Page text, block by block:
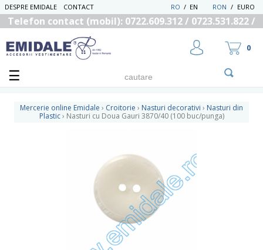
DESPRE EMIDALE CONTACT RON / EURO
EN
/
RO
Telefon contact (mobil): 0722.609.312 / 0723.531.822 /
RECUPEREAZA PAROLA
0
Mercerie online Emidale › Croitorie › Nasturi decorativi › Nasturi din
Plastic › Nasturi cu Doua Gauri 3870/40 (100 buc/punga)